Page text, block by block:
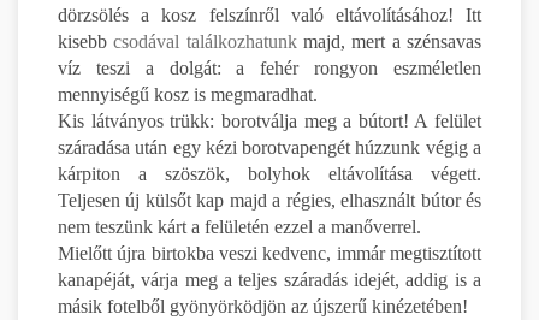
dörzsölés a kosz felszínről való eltávolításához! Itt
kisebbcsodával találkozhatunkmajd, mert a szénsavas
víz teszi a dolgát: a fehér rongyon eszméletlen
mennyiségű kosz is megmaradhat.
Kis látványos trükk: borotválja meg a bútort! A felület
száradása után egy kézi borotvapengét húzzunk végig a
kárpiton a szöszök, bolyhok eltávolítása végett.
Teljesen új külsőt kap majd a régies, elhasznált bútor és
nem teszünk kárt a felületén ezzel a manőverrel.
Mielőtt újra birtokba veszi kedvenc, immár megtisztított
kanapéját, várja meg a teljes száradás idejét, addig is a
másik fotelből gyönyörködjön az újszerű kinézetében!